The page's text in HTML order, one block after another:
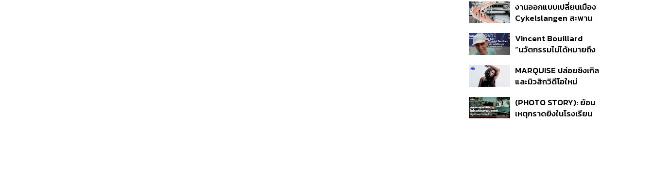
ดูแลสิทธิ UCEP ผู้บาดเจ็บ
งานออกแบบเปลี่ยนเมือง
Cykelslangen สะพาน
โคเปนเฮเกน ทางสัญจร
ของเมืองที่น่าอยู่
Vincent Bouillard
“นวัตกรรมไม่ได้หมายถึง
MARQUISE ปล่อยซิงเกิล
และมิวสิกวิดีโอใหม่
สัมพันธ์สุด Toxic
(PHOTO STORY): ย้อน
เหตุกราดยิงในโรงเรียน